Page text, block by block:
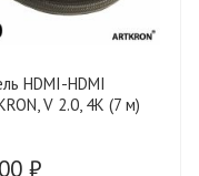
HDMI-HDMI
V 2.0, 4K (7 м)
₽